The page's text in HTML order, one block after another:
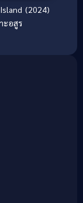
(2024)
ะอสูร